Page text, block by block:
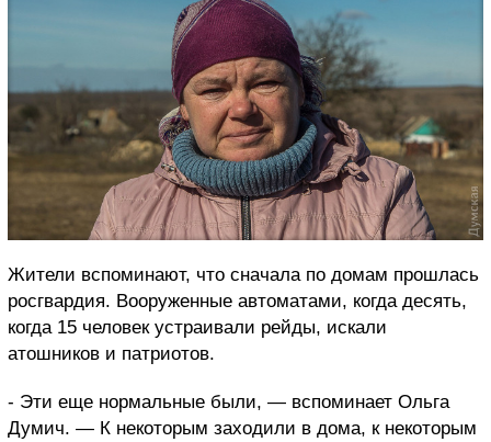
Жители вспоминают, что сначала по домам прошлась
росгвардия. Вооруженные автоматами, когда десять,
когда 15 человек устраивали рейды, искали
атошников и патриотов.
- Эти еще нормальные были, — вспоминает Ольга
Думич. — К некоторым заходили в дома, к некоторым